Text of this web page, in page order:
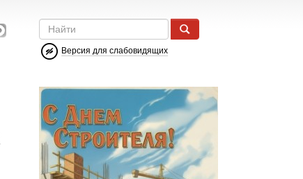
Версия для слабовидящих